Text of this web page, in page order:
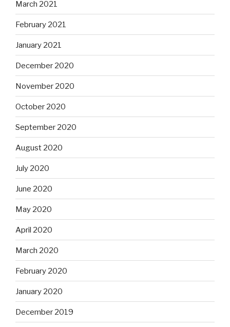
March 2021
February 2021
January 2021
December 2020
November 2020
October 2020
September 2020
August 2020
July 2020
June 2020
May 2020
April 2020
March 2020
February 2020
January 2020
December 2019